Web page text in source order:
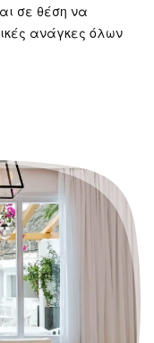
σε θέση να
ανάγκες όλων